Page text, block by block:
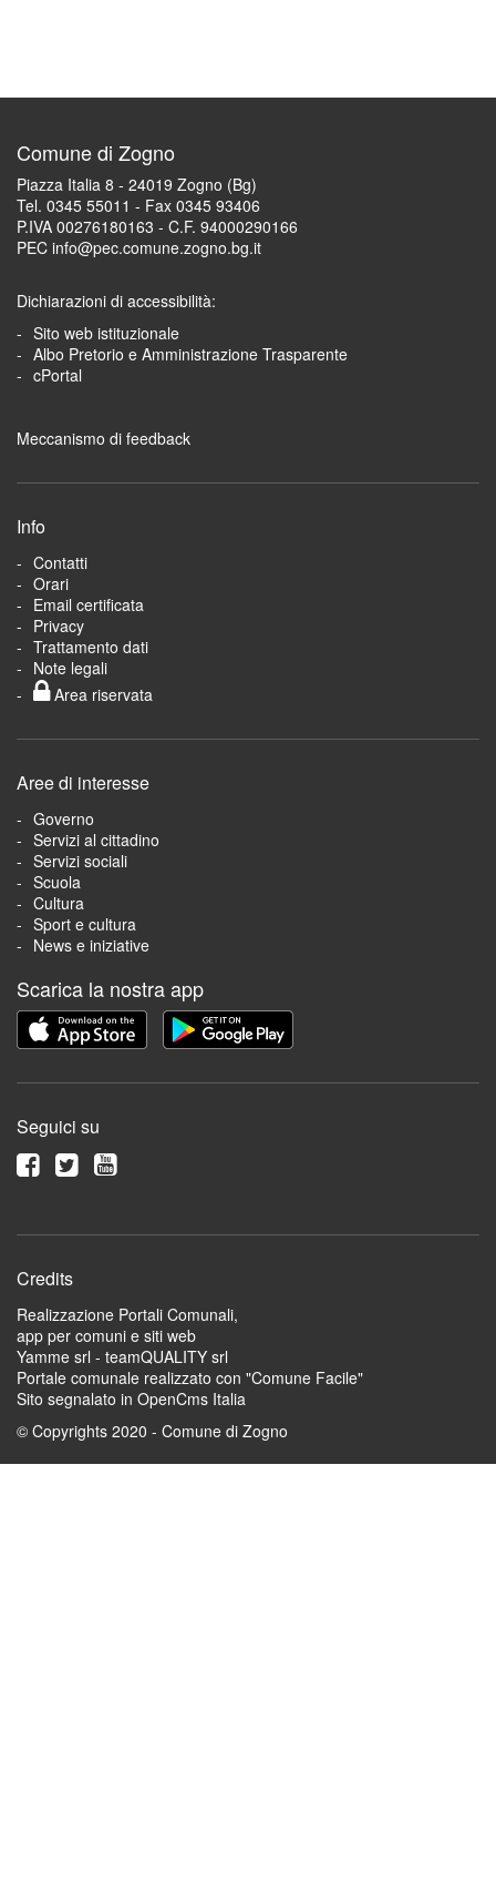
Comune di Zogno
Piazza Italia 8 - 24019 Zogno (Bg)
Tel. 0345 55011 - Fax 0345 93406
P.IVA 00276180163 - C.F. 94000290166
PEC info@pec.comune.zogno.bg.it
Dichiarazioni di accessibilità:
Sito web istituzionale
Albo Pretorio e Amministrazione Trasparente
cPortal
Meccanismo di feedback
Info
Contatti
Orari
Email certificata
Privacy
Trattamento dati
Note legali
Area riservata
Aree di interesse
Governo
Servizi al cittadino
Servizi sociali
Scuola
Cultura
Sport e cultura
News e iniziative
Scarica la nostra app
Seguici su
Credits
Realizzazione Portali Comunali,
app per comuni e siti web
Yamme srl - teamQUALITY srl
Portale comunale realizzato con "Comune Facile"
Sito segnalato in OpenCms Italia
© Copyrights 2020 - Comune di Zogno